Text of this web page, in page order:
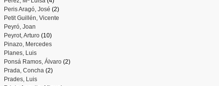
Peris Aragó, José (2)
Petit Guillén, Vicente
Peyró, Joan
Peyrot, Arturo(10)
Pinazo, Mercedes
Planes, Luis
Ponsá Ramos, Álvaro(2)
Prada, Concha (2)
Prades, Luis